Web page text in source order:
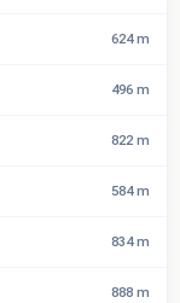
624 m
496 m
822 m
584 m
834 m
888 m